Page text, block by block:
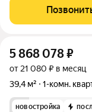
акриловая ванна,
Установлены
5 868 078₽
от 21 080 ₽ в месяц
39,4 м²
1-комн.
новостройка